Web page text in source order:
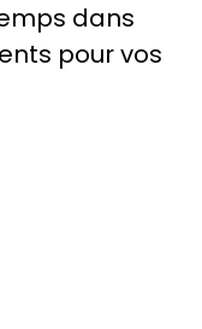
dans
pour vos